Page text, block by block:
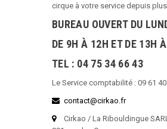
cirque à votre service depuis plus
BUREAU OUVERT DU
DE 9H À 12H ET DE 13H
TEL : 04 75 34 66 43
Le Service comptabilité : 09 61 40
contact@cirkao.fr
Cirkao / La Ribouldingue SARL